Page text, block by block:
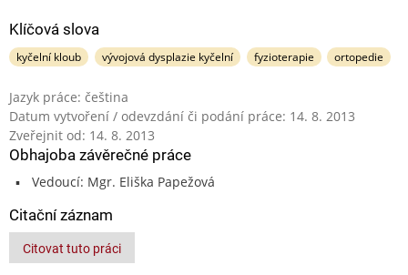
Klíčová slova
kyčelní kloub vývojová dysplazie kyčelní fyzioterapie ortopedie
Jazyk práce: čeština
Datum vytvoření / odevzdání či podání práce: 14. 8. 2013
Zveřejnit od: 14. 8. 2013
Obhajoba závěrečné práce
Vedoucí: Mgr. Eliška Papežová
Citační záznam
Citovat tuto práci